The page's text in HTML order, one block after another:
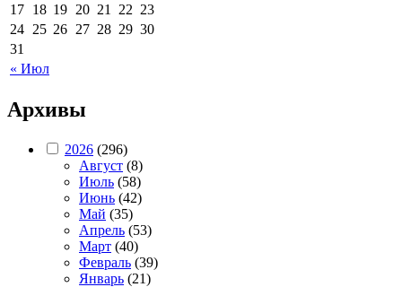
« Июл
17 18 19 20 21 22 23
24 25 26 27 28 29 30
31
Архивы
2026 (296)
Август (8)
Июль (58)
Июнь (42)
Май (35)
Апрель (53)
Март (40)
Февраль (39)
Январь (21)